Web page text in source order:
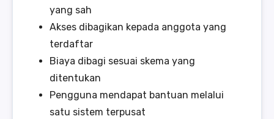
yang sah
Akses dibagikan kepada anggota yang
terdaftar
Biaya dibagi sesuai skema yang
ditentukan
Pengguna mendapat bantuan melalui
satu sistem terpusat